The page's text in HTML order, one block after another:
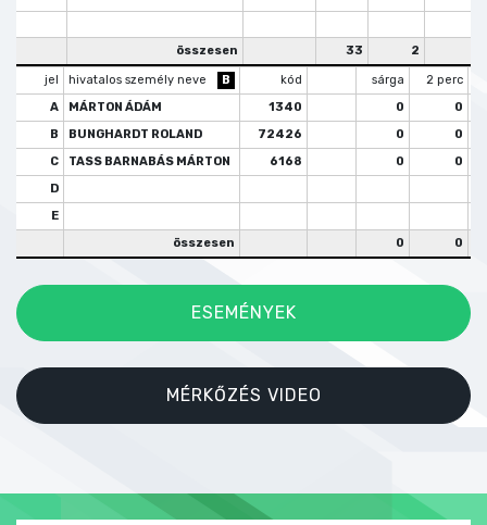
összesen 33 2
jel hivatalos személy neve B kód sárga 2 perc
A
MÁRTON ÁDÁM 1340 0
0
B
BUNGHARDT ROLAND 72426 0
0
C
TASS BARNABÁS MÁRTON 6168 0
0
D
E
összesen
0 0
ESEMÉNYEK
MÉRKŐZÉS VIDEO